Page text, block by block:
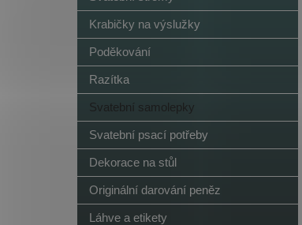
Krabičky na výslužky
Poděkování
Razítka
Svatební samolepky
Svatební psací potřeby
Dekorace na stůl
Originální darování peněz
Láhve a etikety